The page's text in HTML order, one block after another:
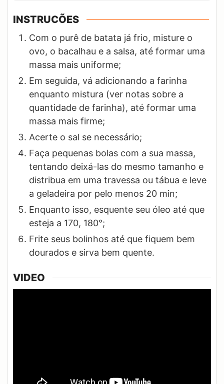
INSTRUCÕES
Com o purê de batata já frio, misture o
ovo, o bacalhau e a salsa, até formar uma
massa mais uniforme;
Em seguida, vá adicionando a farinha
enquanto mistura (ver notas sobre a
quantidade de farinha), até formar uma
massa mais firme;
Acerte o sal se necessário;
Faça pequenas bolas com a sua massa,
tentando deixá-las do mesmo tamanho e
distribua em uma travessa ou tábua e leve
a geladeira por pelo menos 20 min;
Enquanto isso, esquente seu óleo até que
esteja a 170, 180°;
Frite seus bolinhos até que fiquem bem
dourados e sirva bem quente.
VIDEO